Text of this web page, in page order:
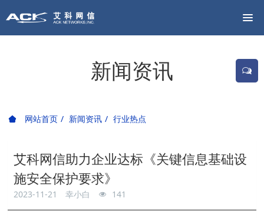
新闻资讯
网站首页 新闻资讯 行业热点
艾科网信助力企业达标《关键信息基础设
施安全保护要求》
2023-11-21 幸小白 141